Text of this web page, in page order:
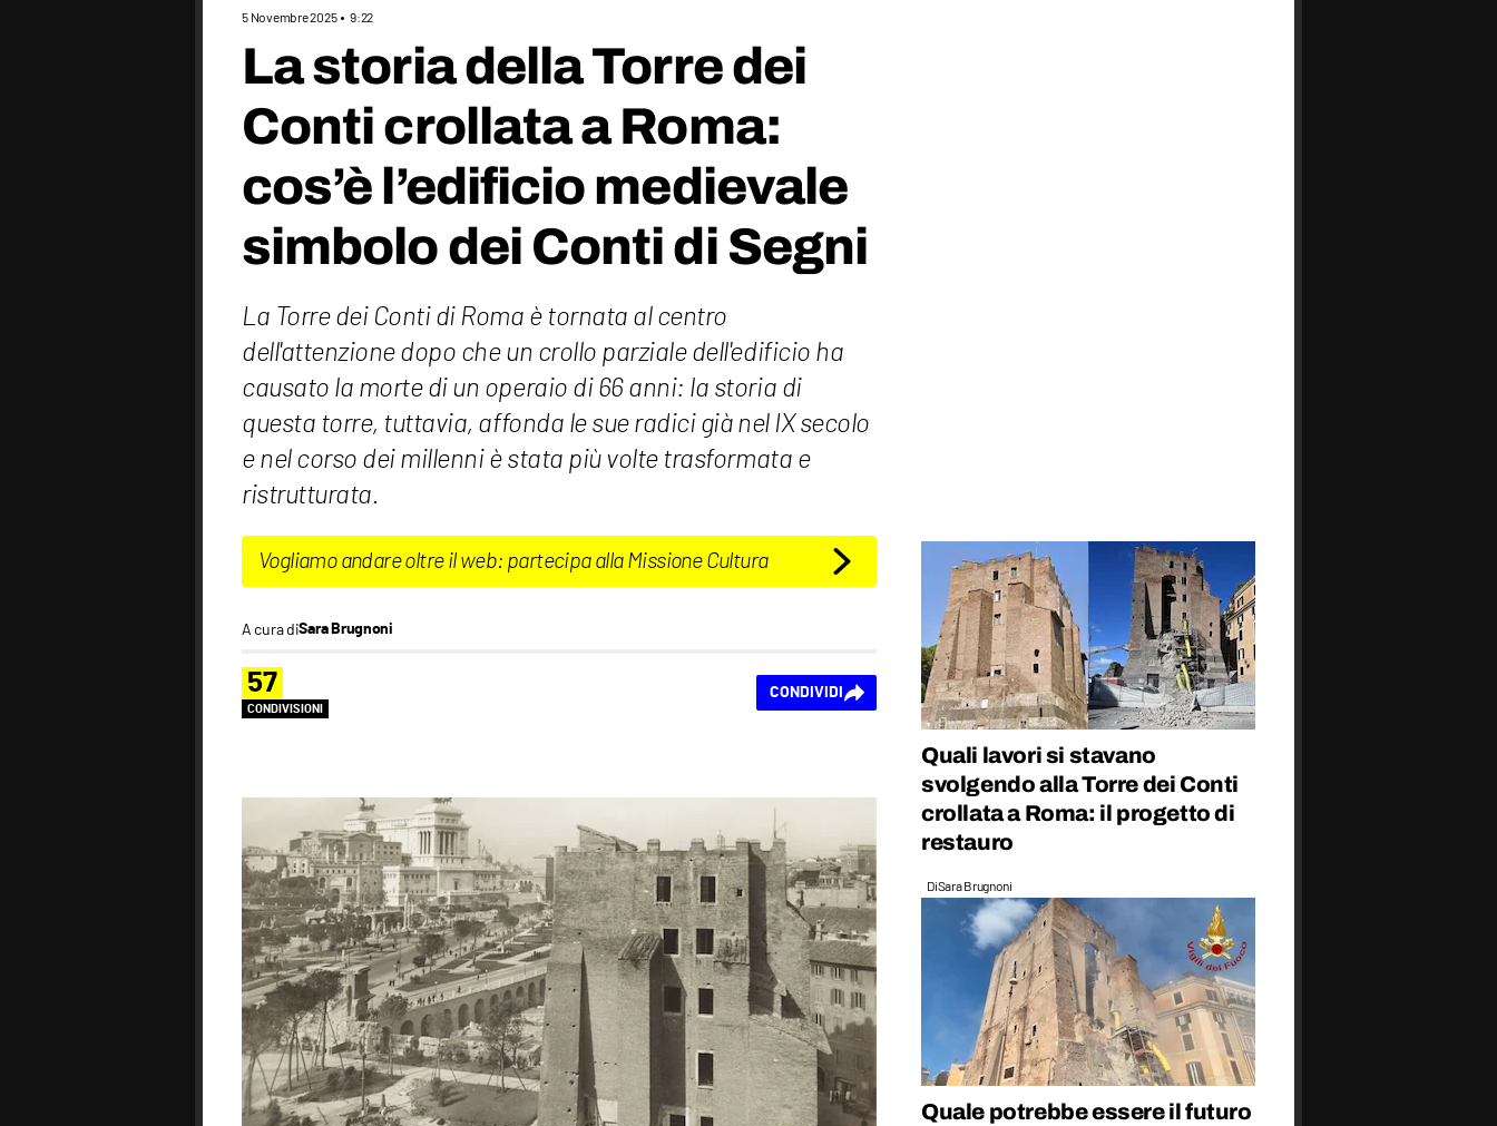
5 Novembre 2025 9:22
La storia della Torre dei
Conti crollata a Roma:
cos’è l’edificio medievale
simbolo dei Conti di Segni
La Torre dei Conti di Roma è tornata al centro
dell'attenzione dopo che un crollo parziale dell'edificio ha
causato la morte di un operaio di 66 anni: la storia di
questa torre, tuttavia, affonda le sue radici già nel IX secolo
e nel corso dei millenni è stata più volte trasformata e
ristrutturata.
Vogliamo andare oltre il web: partecipa alla Missione Cultura
A cura diSara Brugnoni
57
CONDIVISIONI
CONDIVIDI
Quali lavori si stavano
svolgendo alla Torre dei Conti
crollata a Roma: il progetto di
restauro
DiSara Brugnoni
Quale potrebbe essere il futuro